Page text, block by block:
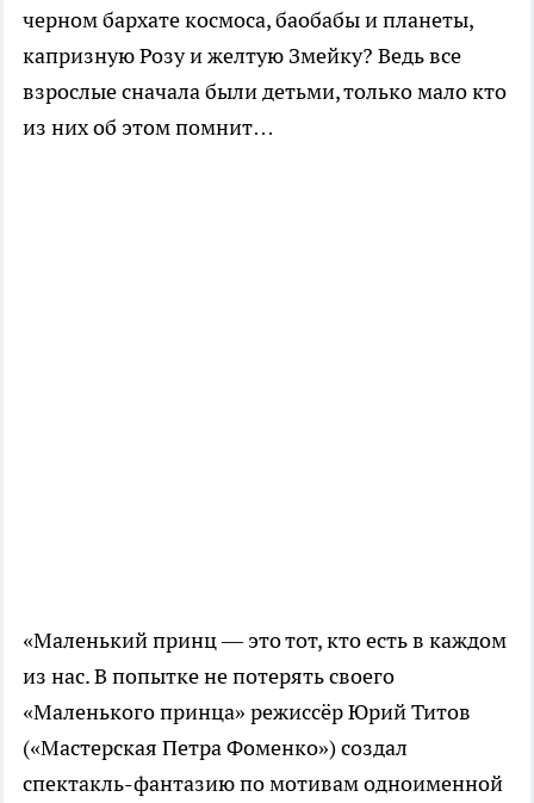
черном бархате космоса, баобабы и планеты,
капризную Розу и желтую Змейку? Ведь все
взрослые сначала были детьми, только мало кто
из них об этом помнит…
«Маленький принц — это тот, кто есть в каждом
из нас. В попытке не потерять своего
«Маленького принца» режиссёр Юрий Титов
(«Мастерская Петра Фоменко») создал
спектакль-фантазию по мотивам одноименной